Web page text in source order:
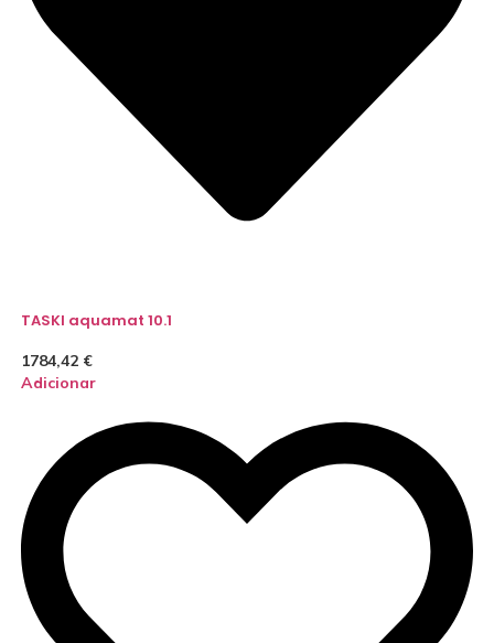
TASKI aquamat 10.1
1784,42 €
Adicionar